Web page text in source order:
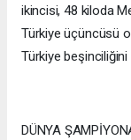
ikincisi, 48 kiloda
Türkiye üçüncüsü
Türkiye beşinciliğini
DÜNYA